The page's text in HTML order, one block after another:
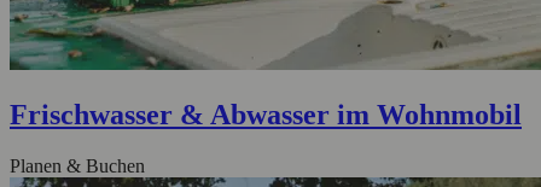
Frischwasser & Abwasser im Wohnmobil
Planen & Buchen